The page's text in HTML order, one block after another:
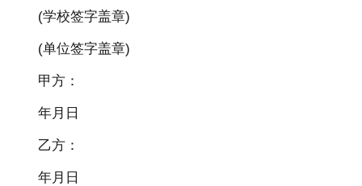
(学校签字盖章)
(单位签字盖章)
甲方：
年月日
乙方：
年月日